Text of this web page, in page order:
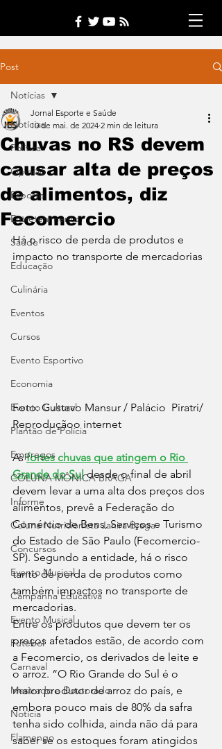
Post
Notícias
Política
Opinião
Esporte
Entretenimento
Saúde
Educação
Culinária
Eventos
Cursos
Evento Esportivo
Economia
Evento Cultural
Plantão de Polícia
Empregos
COLUNA MÔNICA BRAGA
Informe
Coluna Nutricionista Janira Braga
Concursos
Evento Musical
Campanha Educativa
Evento Musical
Futebol
Carnaval
Mestrado e Doutorado
Notícia
Flamengo
Notícias
Chuvas no RS devem
causar alta de preços
de alimentos, diz
Fecomercio
Jornal Esporte e Saúde
10 de mai. de 2024 2 min de leitura
Há o risco de perda de produtos e
impacto no transporte de mercadorias
Foto: Gustavo Mansur / Palácio  Piratri/
Reproduçãoo internet
As fortes chuvas que atingem o Rio
Grande do Sul desde o final de abril
devem levar a uma alta dos preços dos
alimentos, prevê a Federação do
Comércio de Bens, Serviços e Turismo
do Estado de São Paulo (Fecomercio-
SP). Segundo a entidade, há o risco
tanto de perda de produtos como
também impactos no transporte de
mercadorias.
Entre os produtos que devem ter os
preços afetados estão, de acordo com
a Fecomercio, os derivados de leite e
o arroz. “O Rio Grande do Sul é o
maior produtor de arroz do país, e
embora pouco mais de 80% da safra
tenha sido colhida, ainda não dá para
saber se os estoques foram atingidos